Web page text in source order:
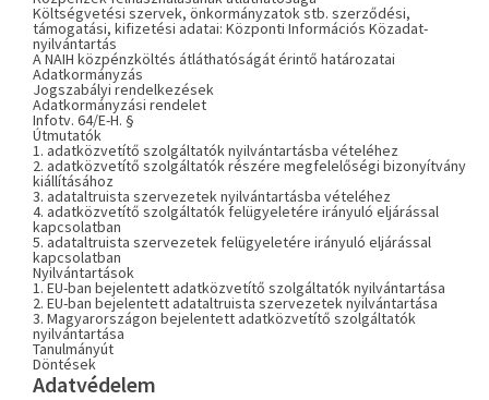
Költségvetési szervek, önkormányzatok stb. szerződési,
támogatási, kifizetési adatai: Központi Információs Közadat-
nyilvántartás
A NAIH közpénzköltés átláthatóságát érintő határozatai
Adatkormányzás
Jogszabályi rendelkezések
Adatkormányzási rendelet
Infotv. 64/E-H. §
Útmutatók
1. adatközvetítő szolgáltatók nyilvántartásba vételéhez
2. adatközvetítő szolgáltatók részére megfelelőségi bizonyítvány
kiállításához
3. adataltruista szervezetek nyilvántartásba vételéhez
4. adatközvetítő szolgáltatók felügyeletére irányuló eljárással
kapcsolatban
5. adataltruista szervezetek felügyeletére irányuló eljárással
kapcsolatban
Nyilvántartások
1. EU-ban bejelentett adatközvetítő szolgáltatók nyilvántartása
2. EU-ban bejelentett adataltruista szervezetek nyilvántartása
3. Magyarországon bejelentett adatközvetítő szolgáltatók
nyilvántartása
Tanulmányút
Döntések
Adatvédelem